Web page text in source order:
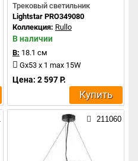
Трековый светильник
Lightstar PRO349080
Коллекция: Rullo
В наличии
В: 18.1 см
Gx53 x 1 max 15W
Цена: 2 597 Р.
Купить
211060